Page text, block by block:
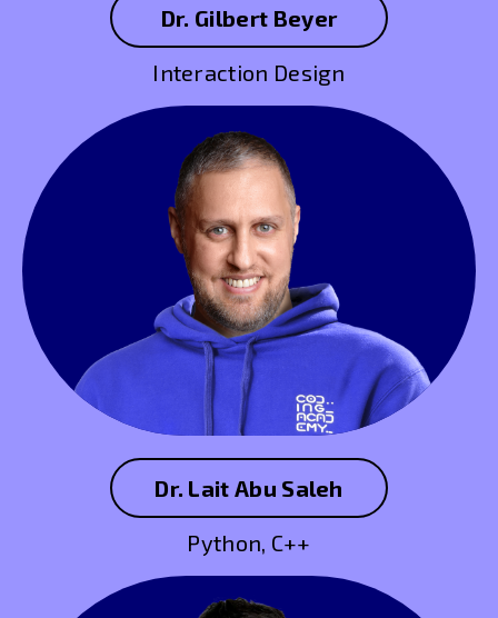
Dr. Gilbert Beyer
Interaction Design
Dr. Lait Abu Saleh
Python, C++